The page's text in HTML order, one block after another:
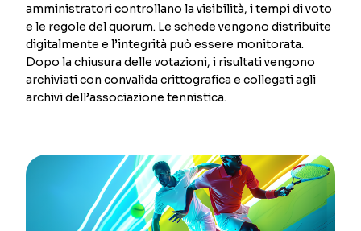
amministratori controllano la visibilità, i tempi di voto
e le regole del quorum. Le schede vengono distribuite
digitalmente e l’integrità può essere monitorata.
Dopo la chiusura delle votazioni, i risultati vengono
archiviati con convalida crittografica e collegati agli
archivi dell’associazione tennistica.